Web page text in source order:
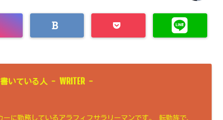
いている人 - WRITER -
に勤務しているアラフィフサラリーマンです。 転勤族で、